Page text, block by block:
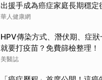
出援手成為癌症家庭長期穩定
華人健康網
HPV傳染方式、潛伏期、症狀
就要打疫苗？免費篩檢整理！
美醫誌